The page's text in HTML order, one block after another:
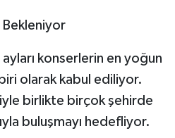
Bekleniyor
konserlerin en yoğun
olarak kabul ediliyor.
birlikte birçok şehirde
buluşmayı hedefliyor.